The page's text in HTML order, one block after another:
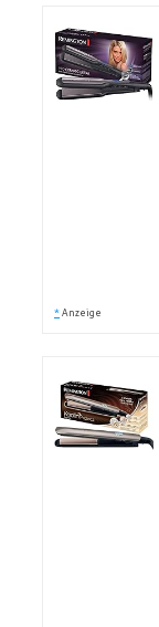
* Anzeige